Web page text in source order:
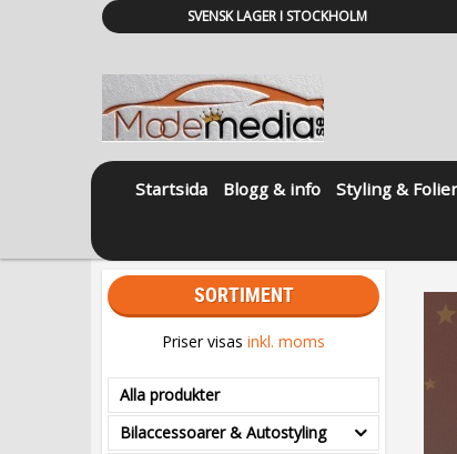
SVENSK LAGER I STOCKHOLM
Startsida Blogg & info Styling &
SORTIMENT
Priser visasinkl. moms
Alla produkter
Bilaccessoarer & Autostyling